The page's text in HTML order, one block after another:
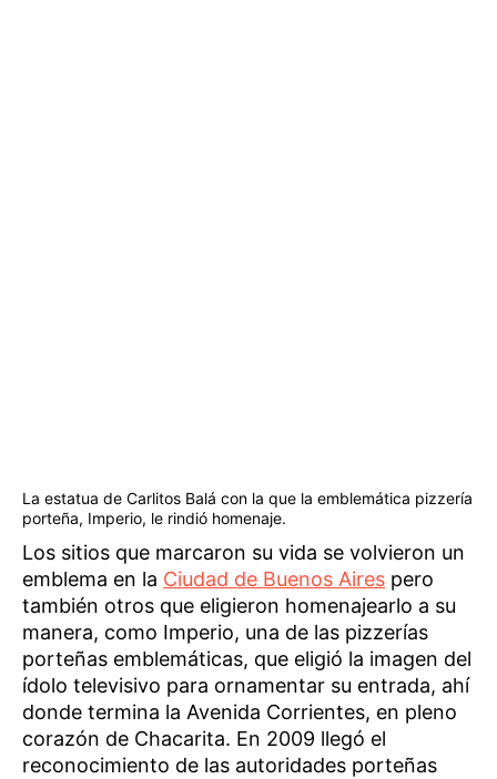
La estatua de Carlitos Balá con la que la emblemática pizzería
porteña, Imperio, le rindió homenaje.
Los sitios que marcaron su vida se volvieron un
emblema en la Ciudad de Buenos Aires pero
también otros que eligieron homenajearlo a su
manera, como Imperio, una de las pizzerías
porteñas emblemáticas, que eligió la imagen del
ídolo televisivo para ornamentar su entrada, ahí
donde termina la Avenida Corrientes, en pleno
corazón de Chacarita. En 2009 llegó el
reconocimiento de las autoridades porteñas